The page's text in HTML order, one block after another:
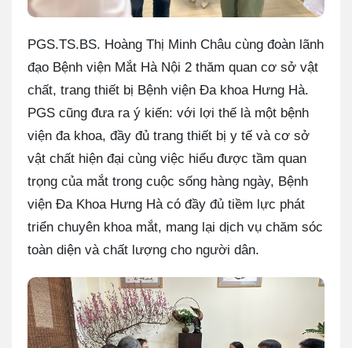
PGS.TS.BS. Hoàng Thị Minh Châu cùng đoàn lãnh
đạo Bệnh viện Mắt Hà Nội 2 thăm quan cơ sở vật
chất, trang thiết bị Bệnh viện Đa khoa Hưng Hà.
PGS cũng đưa ra ý kiến: với lợi thế là một bệnh
viện đa khoa, đầy đủ trang thiết bị y tế và cơ sở
vật chất hiện đại cùng việc hiểu được tầm quan
trọng của mắt trong cuộc sống hàng ngày, Bệnh
viện Đa Khoa Hưng Hà có đầy đủ tiềm lực phát
triển chuyên khoa mắt, mang lại dịch vụ chăm sóc
toàn diện và chất lượng cho người dân.